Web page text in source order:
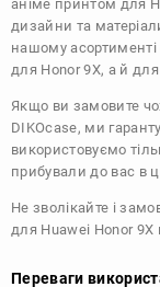
аніме принтом для
дизайни та
нашому асортименті
для Honor 9X, а й
Якщо ви замовите
DIKOcase, ми
використовуємо
прибували до вас в
Не зволікайте і
для Huawei Honor 9X
Переваги